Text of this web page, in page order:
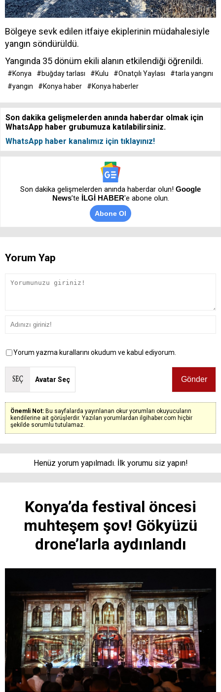
Bölgeye sevk edilen itfaiye ekiplerinin müdahalesiyle
yangın söndürüldü.
Yangında 35 dönüm ekili alanın etkilendiği öğrenildi.
#Konya #buğday tarlası #Kulu #Onatçılı Yaylası
#tarla yangını
#yangın
#Konya haber #Konya haberler
Son dakika gelişmelerden anında haberdar olmak için
WhatsApp haber grubumuza katılabilirsiniz.
WhatsApp haber kanalımız için tıklayınız!
Son dakika gelişmelerden anında haberdar olun! Google
News’te İLGİ HABER'e abone olun.
Abone Ol
Yorum Yap
Yorum yazma kurallarını okudum ve kabul ediyorum.
Avatar Seç
Önemli Not: Bu sayfalarda yayınlanan okur yorumları okuyucuların
kendilerine ait görüşlerdir. Yazılan yorumlardan ilgihaber.com hiçbir
şekilde sorumlu tutulamaz.
Henüz yorum yapılmadı. İlk yorumu siz yapın!
Konya’da festival öncesi
muhteşem şov! Gökyüzü
drone’larla aydınlandı